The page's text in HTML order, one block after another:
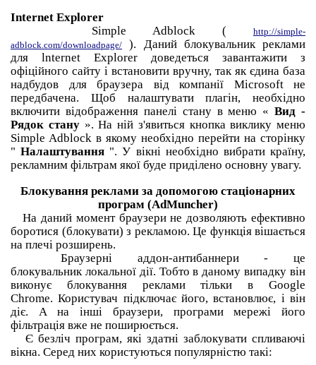
Internet Explorer
Simple Adblock (
http://simple-
adblock.com/downloadpage/
).
Даний блокувальник реклами
для lnternet Explorer доведеться завантажити з
офіційного сайту і встановити вручну, так як єдина база
надбудов для браузера від компанії Microsoft не
передбачена. Щоб налаштувати плагін, необхідно
включити відображення панелі стану в меню «Вид -
Рядок стану ».На ній з'явиться кнопка виклику меню
Simple Adblock в якому необхідно перейти на сторінку
"Налаштування ".У вікні необхідно вибрати країну,
рекламним фільтрам якої буде приділено основну увагу.
Блокування реклами за допомогою стаціонарних
програм (AdMuncher)
На даний момент браузери не дозволяють ефективно
боротися (блокувати) з рекламою. Це функція вішається
на плечі розширень.
Браузерні аддон-антибаннери - це
блокувальник локальної дії. Тобто в даному випадку він
виконує блокування реклами тільки в Google
Chrome.Користувач підключає його, встановлює, і він
діє. А на інші браузери, програми мережі його
фільтрація вже не поширюється.
Є безліч програм, які здатні заблокувати спливаючі
вікна. Серед них користуються популярністю такі: